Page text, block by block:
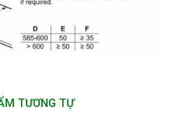
TƯƠNG TỰ